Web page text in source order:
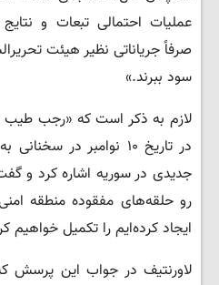
عملیات احتمالی تبعات و
سود ببرند.»
لازم به ذکر است که «رجب طیب
در تاریخ ۱۰ نوامبر در
جدیدی در سوریه اشاره کرد و
رو حلقه‌های مفقوده منطقه
ایجاد کرده‌ایم را تکمیل خواهیم
لاورنتیف در جواب این پرسش